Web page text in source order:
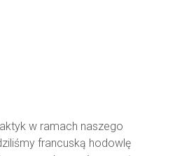
w ramach naszego
francuską hodowlę